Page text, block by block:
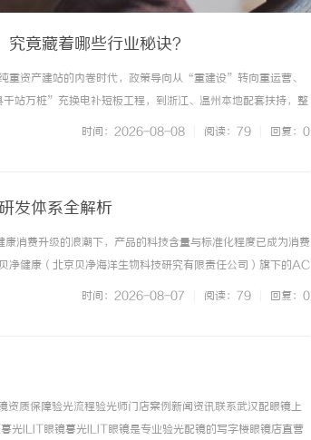
竟藏着哪些行业秘诀？
重资产建站的内卷时代，政策导向从“重建设”转向重运营、
站万桩”充换电补短板工程，到浙江、温州本地配套扶持，整
一、国家级政策红利：行业底层风向已经改变1、国家持续推进
时间：2026-08-08 阅读：79 回复：0
发体系全解析
消费升级的浪潮下，产品的科技含量与标准化程度已成为消费
净健康（北京贝净海洋生物科技研究有限责任公司）旗下的AC
揭开高端健康管理的神秘面纱。本文将从研发逻辑、质控标
时间：2026-08-07 阅读：79 回复：0
质保障验光流程验光师门店案例新闻资讯联系武汉配眼镜上
ILIT眼镜暮光ILIT眼镜是专业验光配镜的写字楼眼镜店直营